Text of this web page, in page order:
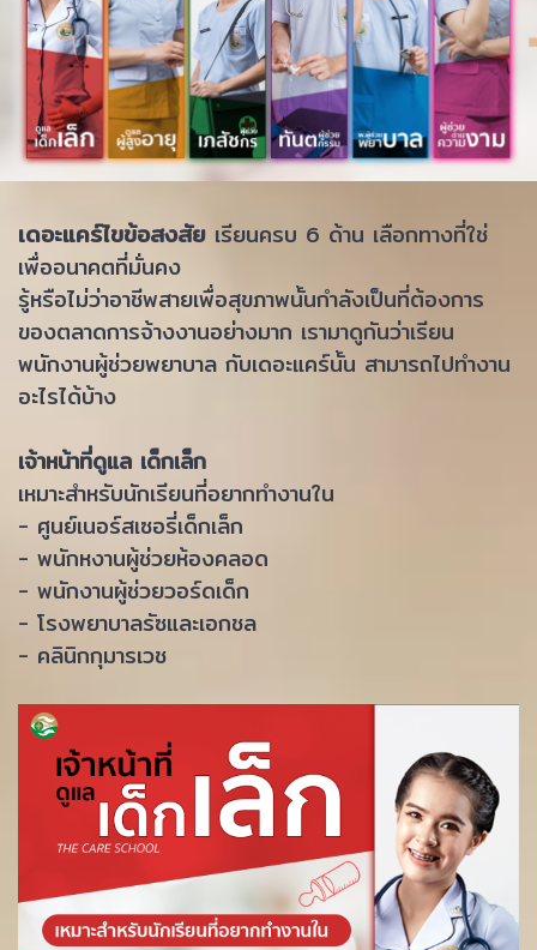
เดอะแคร์ไขข้อสงสัย เรียนครบ 6 ด้าน เลือกทางที่ใช่
เพื่ออนาคตที่มั่นคง
รู้หรือไม่ว่าอาชีพสายเพื่อสุขภาพนั้นกำลังเป็นที่ต้องการ
ของตลาดการจ้างงานอย่างมาก เรามาดูกันว่าเรียน
พนักงานผู้ช่วยพยาบาล กับเดอะแคร์นั้น สามารถไปทำงาน
อะไรได้บ้าง
เจ้าหน้าที่ดูแล เด็กเล็ก
เหมาะสำหรับนักเรียนที่อยากทำงานใน
- ศูนย์เนอร์สเซอรี่เด็กเล็ก
- พนักหงานผู้ช่วยห้องคลอด
- พนักงานผู้ช่วยวอร์ดเด็ก
- โรงพยาบาลรัซและเอกชล
- คลินิกกุมารเวช